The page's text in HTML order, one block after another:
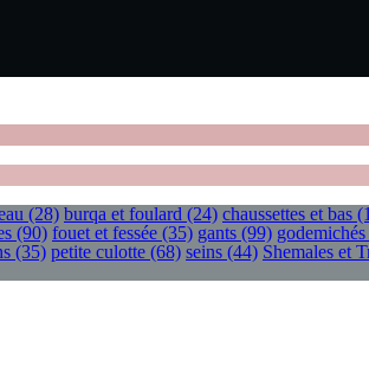
(28) burqa et foulard (24) chaussettes et bas
(90) fouet et fessée (35) gants (99)
(35) petite culotte (68) seins (44) Shemales et